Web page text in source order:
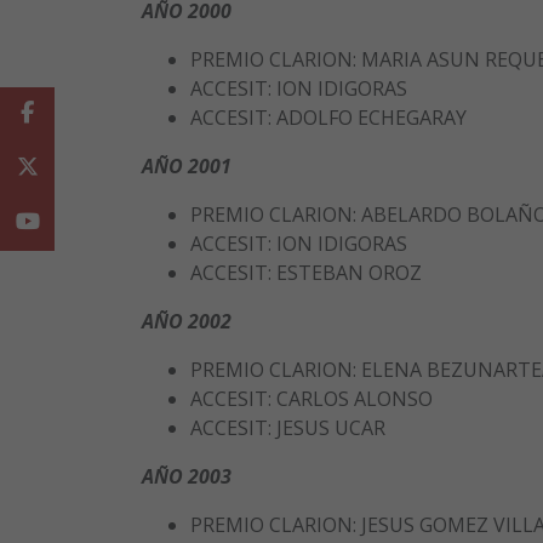
AÑO 2000
PREMIO CLARION: MARIA ASUN
ACCESIT: ION IDIGORAS
ACCESIT: ADOLFO ECHEGARAY
AÑO 2001
PREMIO CLARION: ABELARDO
ACCESIT: ION IDIGORAS
ACCESIT: ESTEBAN OROZ
AÑO 2002
PREMIO CLARION: ELENA
ACCESIT: CARLOS ALONSO
ACCESIT: JESUS UCAR
AÑO 2003
PREMIO CLARION: JESUS GOMEZ
Facebook
Youtube